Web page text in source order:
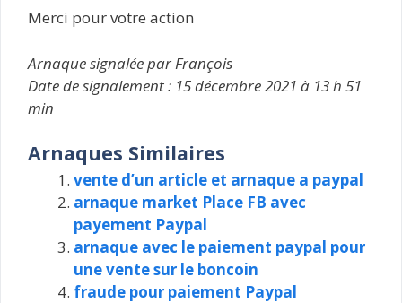
Merci pour votre action
Arnaque signalée par François
Date de signalement : 15 décembre 2021 à 13 h 51
min
Arnaques Similaires
vente d’un article et arnaque a paypal
arnaque market Place FB avec
payement Paypal
arnaque avec le paiement paypal pour
une vente sur le boncoin
fraude pour paiement Paypal